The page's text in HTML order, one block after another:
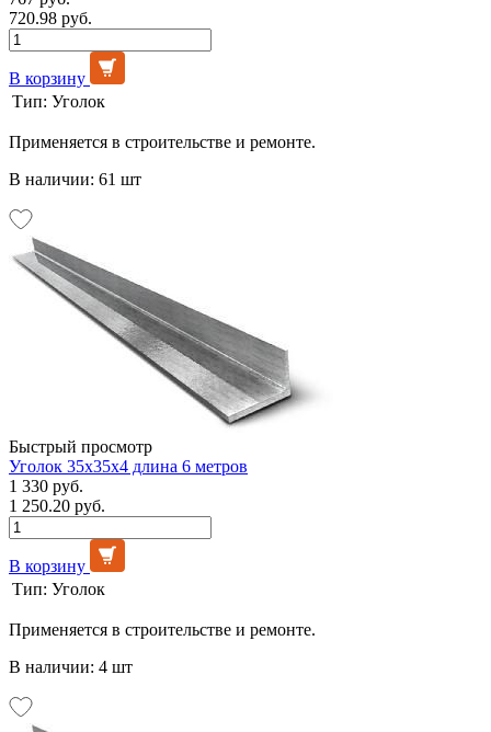
720.98 руб.
В корзину
Тип: Уголок
Применяется в строительстве и ремонте.
В наличии: 61 шт
Быстрый просмотр
Уголок 35х35х4 длина 6 метров
1 330 руб.
1 250.20 руб.
В корзину
Тип: Уголок
Применяется в строительстве и ремонте.
В наличии: 4 шт